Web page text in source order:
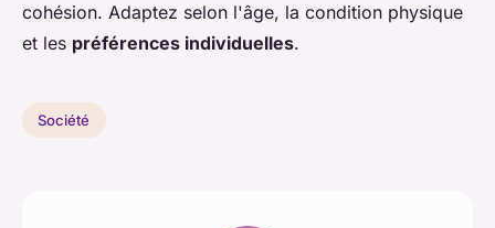
cohésion. Adaptez selon l'âge, la condition physique
et les préférences individuelles.
Société